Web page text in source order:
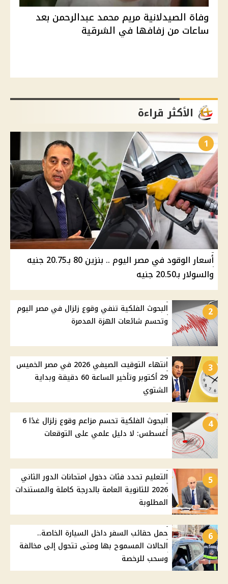
وفاة الصيدلانية مريم محمد عبدالرحمن بعد
ساعات من زفافها في الشرقية
الأكثر قراءة
1
أسعار الوقود في مصر اليوم .. بنزين 80 بـ20.75 جنيه
والسولار بـ20.50 جنيه
2
البحوث الفلكية تنفي وقوع زلزال في مصر اليوم
وتحسم شائعات الهزة المدمرة
3
انتهاء التوقيت الصيفي 2026 في مصر الخميس
29 أكتوبر وتأخير الساعة 60 دقيقة وبداية
الشتوي
4
البحوث الفلكية تحسم مزاعم وقوع زلزال غدًا 6
أغسطس: لا دليل علمي على التوقعات
5
التعليم تحدد فئات دخول امتحانات الدور الثاني
2026 للثانوية العامة بالدرجة كاملة والمستندات
المطلوبة
6
حمل حقائب السفر داخل السيارة الخاصة..
الحالات المسموح بها ومتى تتحول إلى مخالفة
وسحب للرخصة